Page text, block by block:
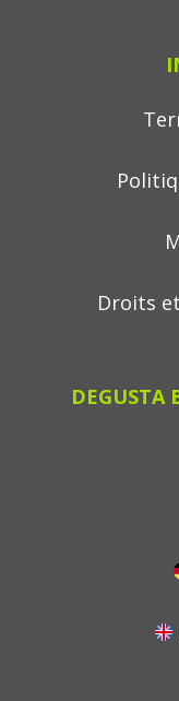
Droits
DEGUSTA